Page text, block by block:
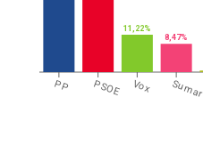
PP PSOE Vox Sumar
11,22%
8,47%